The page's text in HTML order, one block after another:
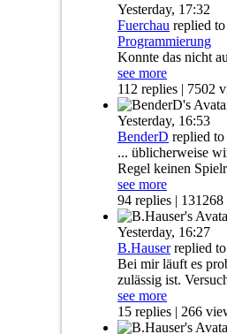
Yesterday, 17:32
Fuerchau replied to
Programmierung
Konnte das nicht
see more
112 replies | 7502
Yesterday, 16:53
BenderD replied to
... üblicherweise
Regel keinen
see more
94 replies |
Yesterday, 16:27
B.Hauserreplied to
Bei mir läuft es
zulässig ist.
see more
15 replies | 266